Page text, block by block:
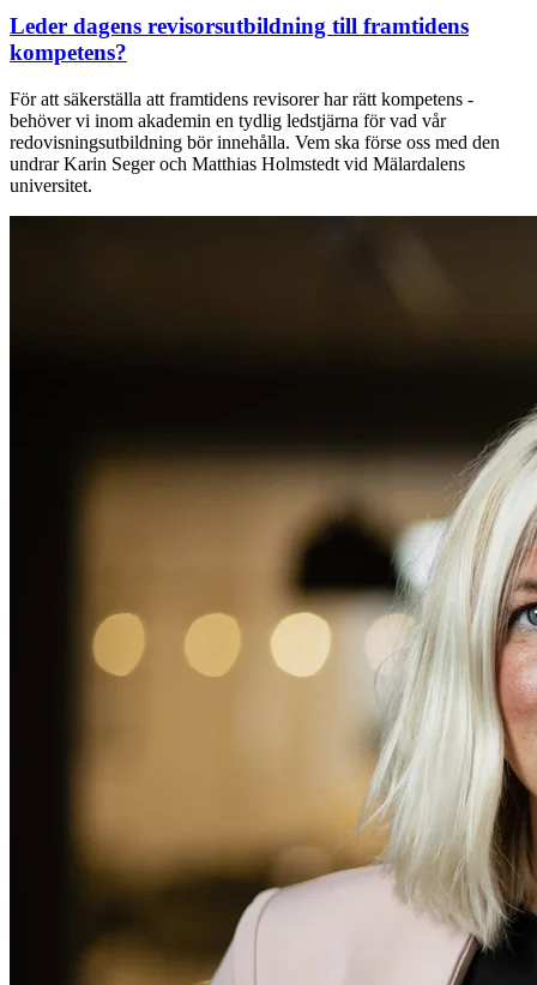
Leder dagens revisorsutbildning till framtidens
kompetens?
För att säkerställa att framtidens revisorer har rätt kompetens -
behöver vi inom akademin en tydlig ledstjärna för vad vår
redovisningsutbildning bör innehålla. Vem ska förse oss med den
undrar Karin Seger och Matthias Holmstedt vid Mälardalens
universitet.